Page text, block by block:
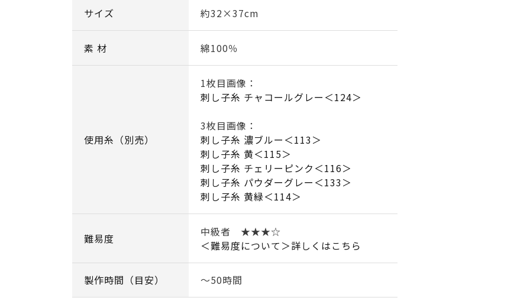
サイズ 約32×37cm
素 材 綿100％
使用糸（別売）
1枚目画像：
刺し子糸 チャコールグレー＜124＞
3枚目画像：
刺し子糸 濃ブルー＜113＞
刺し子糸 黄＜115＞
刺し子糸 チェリーピンク＜116＞
刺し子糸 パウダーグレー＜133＞
刺し子糸 黄緑＜114＞
難易度
中級者 ★★★☆
＜難易度について＞詳しくはこちら
製作時間（目安） ～50時間